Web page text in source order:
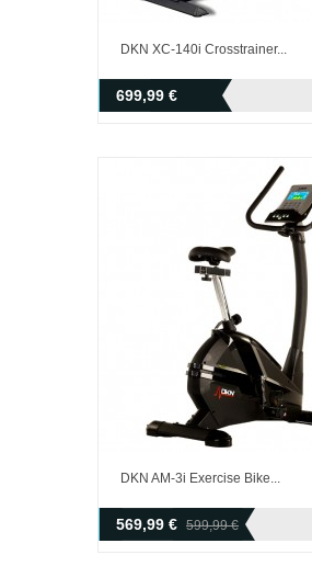
DKN XC-140i Crosstrainer...
699,99 €
DKN AM-3i Exercise Bike...
569,99 € 599,99 €